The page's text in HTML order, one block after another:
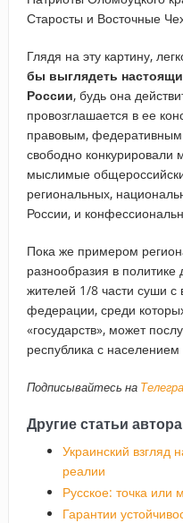
Старосты и Восточные
Глядя на эту картину,
бы выглядеть
России, будь она
провозглашается в ее
правовым,
свободно конкурировали
мыслимые
региональных,
России, и
Пока же примером
разнообразия в
жителей 1/8 части суши с
федерации, среди
«государств», может
республика с
Подписывайтесь на
Другие статьи
Украинский
реалии
Русское: точка или
Гарантии